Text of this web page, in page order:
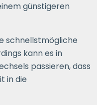
günstigeren
schnellstmögliche
kann es in
passieren, dass
in die